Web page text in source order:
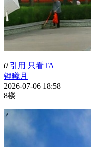
0 引用 只看TA
锂曦月
2026-07-06 18:58
8楼